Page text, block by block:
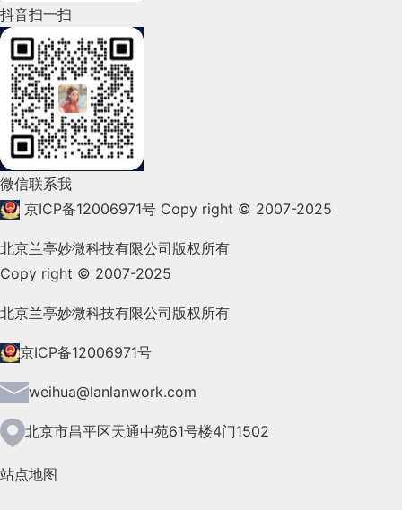
2022年4月(86)
2022年3月(119)
2022年2月(53)
2022年1月(99)
2021年12月(105)
2021年9月(153)
2021年8月(147)
2021年7月(149)
2021年6月(157)
2021年5月(124)
抖音扫一扫
微信联系我
京ICP备12006971号 Copy right © 2007-2025
北京兰亭妙微科技有限公司版权所有
Copy right © 2007-2025
北京兰亭妙微科技有限公司版权所有
京ICP备12006971号
weihua@lanlanwork.com
北京市昌平区天通中苑61号楼4门1502
站点地图